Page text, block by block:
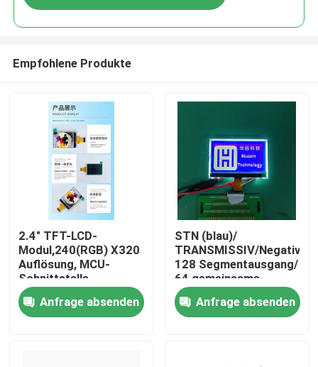
Haus
Produkte
Empfohlene Produkte
2.4" TFT-LCD-
Modul,240(RGB) X320
Auflösung, MCU-
Schnittstelle,
Steuersystem
ILI9340X,ALLE
Uhr,4LEDS
Anfrage absenden
STN (blau)/
TRANSMISSIV/Negativ,
128 Segmentausgang/
64 gemeinsame
Ausgänge
Anfrage absenden